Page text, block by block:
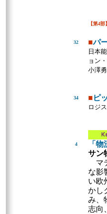
【第4部
32 ■パ
日本
ョン
小澤
34 ■ ピ
ロジ
4
「
サ
マ
な影
い欧
かし
み、
志向